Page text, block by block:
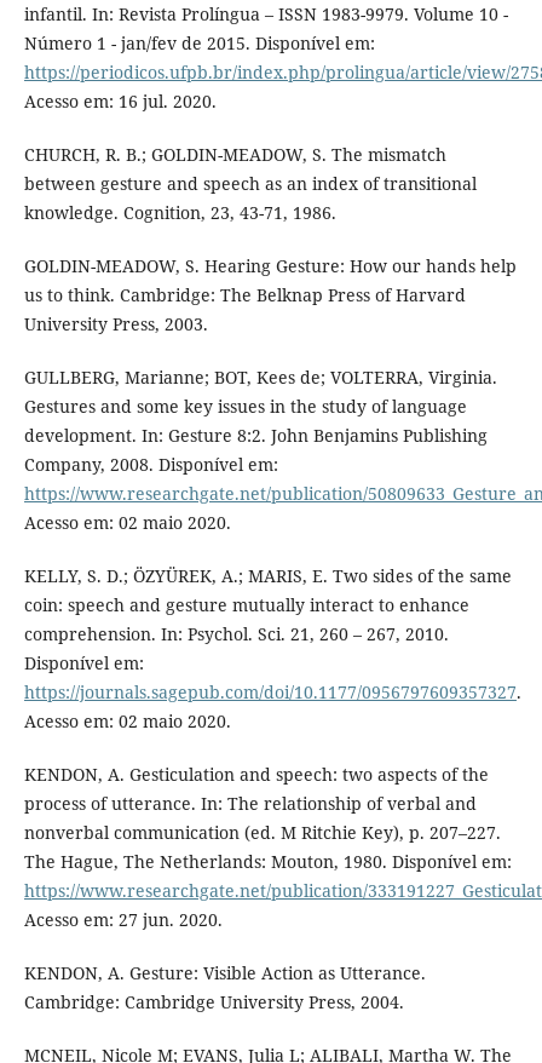
infantil. In: Revista Prolíngua – ISSN 1983-9979. Volume 10 -
Número 1 - jan/fev de 2015. Disponível em:
https://periodicos.ufpb.br/index.php/prolingua/article/view/
Acesso em: 16 jul. 2020.
CHURCH, R. B.; GOLDIN-MEADOW, S. The mismatch
between gesture and speech as an index of transitional
knowledge. Cognition, 23, 43-71, 1986.
GOLDIN-MEADOW, S. Hearing Gesture: How our hands help
us to think. Cambridge: The Belknap Press of Harvard
University Press, 2003.
GULLBERG, Marianne; BOT, Kees de; VOLTERRA, Virginia.
Gestures and some key issues in the study of language
development. In: Gesture 8:2. John Benjamins Publishing
Company, 2008. Disponível em:
https://www.researchgate.net/publication/
Acesso em: 02 maio 2020.
KELLY, S. D.; ÖZYÜREK, A.; MARIS, E. Two sides of the same
coin: speech and gesture mutually interact to enhance
comprehension. In: Psychol. Sci. 21, 260 – 267, 2010.
Disponível em:
https://journals.sagepub.com/doi/10.1177/0956797609357327.
Acesso em: 02 maio 2020.
KENDON, A. Gesticulation and speech: two aspects of the
process of utterance. In: The relationship of verbal and
nonverbal communication (ed. M Ritchie Key), p. 207–227.
The Hague, The Netherlands: Mouton, 1980. Disponível em:
https://www.researchgate.net/publication/
Acesso em: 27 jun. 2020.
KENDON, A. Gesture: Visible Action as Utterance.
Cambridge: Cambridge University Press, 2004.
MCNEIL, Nicole M; EVANS, Julia L; ALIBALI, Martha W. The